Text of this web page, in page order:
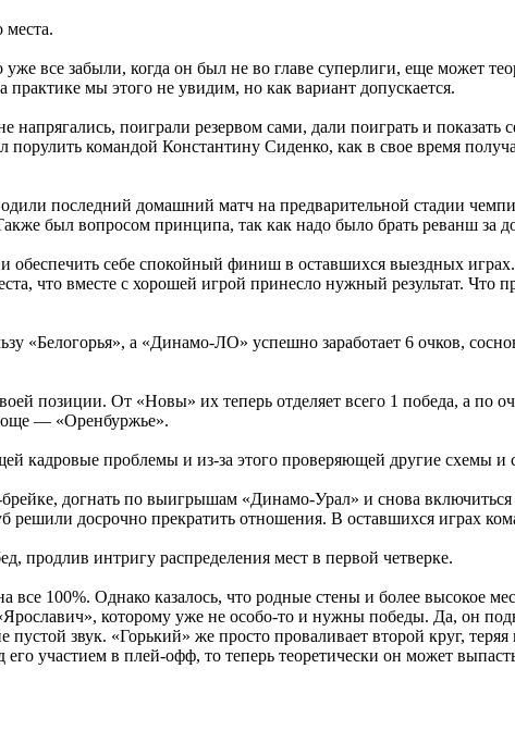
все забыли, когда он был не во главе суперлиги, еще может
мы этого не увидим, но как вариант допускается.
поиграли резервом сами, дали поиграть и показать
командой Константину Сиденко, как в свое время
последний домашний матч на предварительной стадии
был вопросом принципа, так как надо было брать реванш за
обеспечить себе спокойный финиш в оставшихся выездных
что вместе с хорошей игрой принесло нужный результат. Что
«Белогорья», а «Динамо-ЛО» успешно заработает 6 очков,
позиции. От «Новы» их теперь отделяет всего 1 победа, а по
— «Оренбуржье».
кадровые проблемы и из-за этого проверяющей другие схемы
догнать по выигрышам «Динамо-Урал» и снова включиться
решили досрочно прекратить отношения. В оставшихся играх
продлив интригу распределения мест в первой четверке.
100%. Однако казалось, что родные стены и более высокое
которому уже не особо-то и нужны победы. Да, он
звук. «Горький» же просто проваливает второй круг,
участием в плей-офф, то теперь теоретически он может